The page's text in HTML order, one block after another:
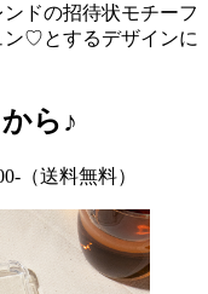
ドの招待状モチーフ
ン♡とするデザインに
ら♪
（送料無料）